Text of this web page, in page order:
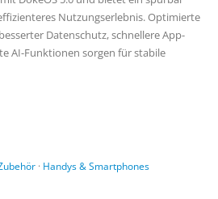
Nutzungserlebnis. Optimierte
Datenschutz, schnellere App-
AI-Funktionen sorgen für stabile
· Handys & Smartphones